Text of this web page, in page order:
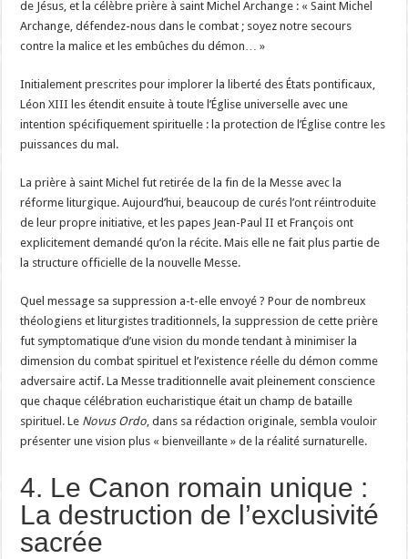
de Jésus, et la célèbre prière à saint Michel Archange : « Saint Michel
Archange, défendez-nous dans le combat ; soyez notre secours
contre la malice et les embûches du démon… »
Initialement prescrites pour implorer la liberté des États pontificaux,
Léon XIII les étendit ensuite à toute l’Église universelle avec une
intention spécifiquement spirituelle : la protection de l’Église contre les
puissances du mal.
La prière à saint Michel fut retirée de la fin de la Messe avec la
réforme liturgique. Aujourd’hui, beaucoup de curés l’ont réintroduite
de leur propre initiative, et les papes Jean-Paul II et François ont
explicitement demandé qu’on la récite. Mais elle ne fait plus partie de
la structure officielle de la nouvelle Messe.
Quel message sa suppression a-t-elle envoyé ? Pour de nombreux
théologiens et liturgistes traditionnels, la suppression de cette prière
fut symptomatique d’une vision du monde tendant à minimiser la
dimension du combat spirituel et l’existence réelle du démon comme
adversaire actif. La Messe traditionnelle avait pleinement conscience
que chaque célébration eucharistique était un champ de bataille
spirituel. Le Novus Ordo, dans sa rédaction originale, sembla vouloir
présenter une vision plus « bienveillante » de la réalité surnaturelle.
4. Le Canon romain unique :
La destruction de l’exclusivité
sacrée